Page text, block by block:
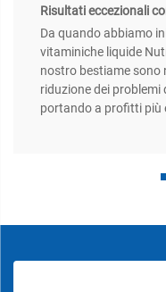
Risultati eccezionali
Da quando abbiamo
vitaminiche liquide
nostro bestiame sono
riduzione dei
portando a profitti più